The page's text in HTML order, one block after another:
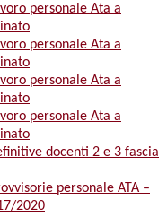
personale Ata a
personale Ata a
personale Ata a
personale Ata a
docenti 2 e 3 fascia
personale ATA –
2020